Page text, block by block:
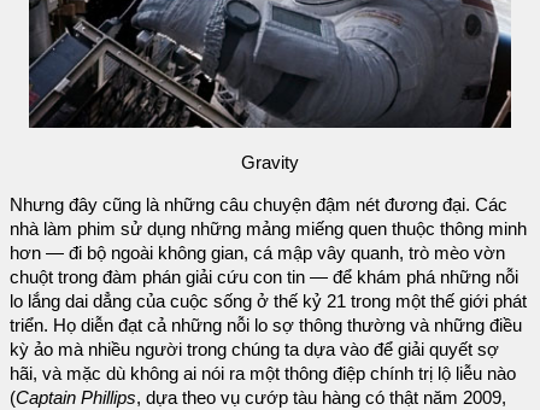
Gravity
Nhưng đây cũng là những câu chuyện đậm nét đương đại. Các
nhà làm phim sử dụng những mảng miếng quen thuộc thông minh
hơn — đi bộ ngoài không gian, cá mập vây quanh, trò mèo vờn
chuột trong đàm phán giải cứu con tin — để khám phá những nỗi
lo lắng dai dẳng của cuộc sống ở thế kỷ 21 trong một thế giới phát
triển. Họ diễn đạt cả những nỗi lo sợ thông thường và những điều
kỳ ảo mà nhiều người trong chúng ta dựa vào để giải quyết sợ
hãi, và mặc dù không ai nói ra một thông điệp chính trị lộ liễu nào
(Captain Phillips, dựa theo vụ cướp tàu hàng có thật năm 2009,